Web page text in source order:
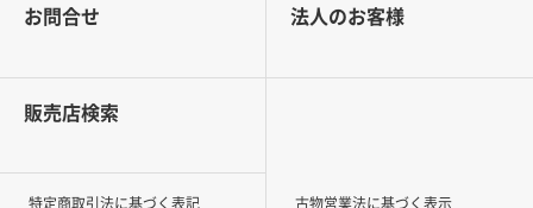
お問合せ 法人のお客様
販売店検索
特定商取引法に基づく表記 古物営業法に基づく表示